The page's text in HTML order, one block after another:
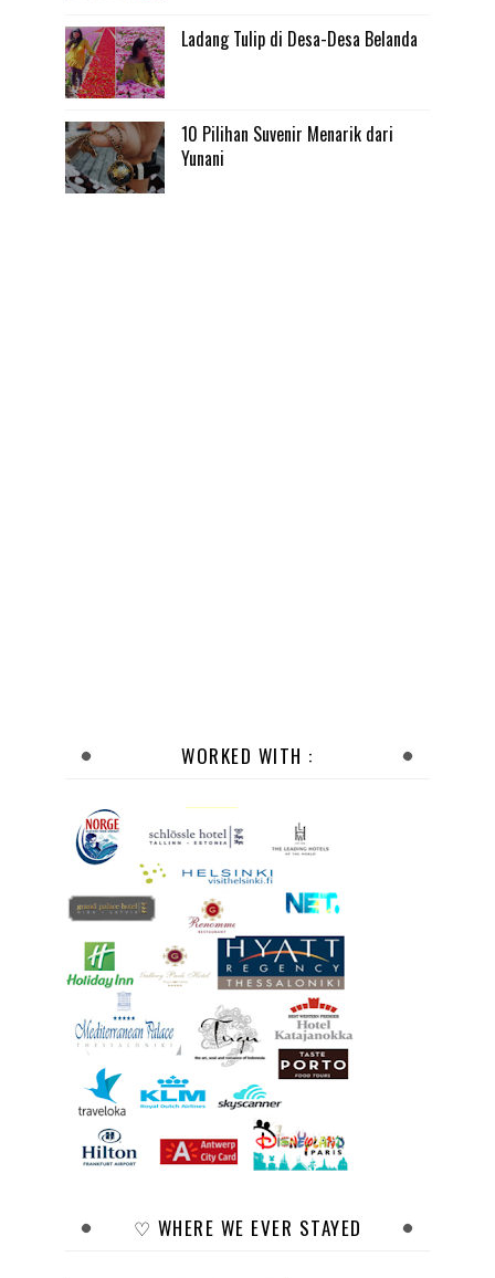
Ladang Tulip di Desa-Desa Belanda
10 Pilihan Suvenir Menarik dari
Yunani
WORKED WITH :
♡ WHERE WE EVER STAYED